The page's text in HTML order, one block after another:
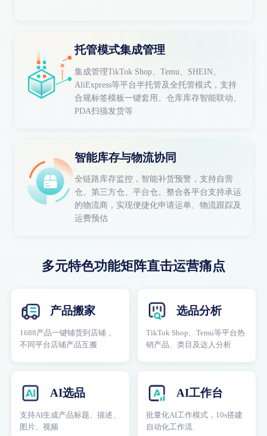
托管模式集成管理
集成管理TikTok Shop、Temu、SHEIN、
AliExpress等平台半托管及全托管模式，支持
合规标签模板一键套用、仓库库存智能联动、
PDA扫描发货等
智能库存与物流协同
全链路库存监控，智能补货预警，支持自营
仓、第三方仓、平台仓。整合各平台支持承运
的物流商，实现便捷化申请运单、物流跟踪及
运费预估
多元特色功能矩阵直击运营痛点
产品搬家
1688产品一键铺货到店铺，
不同平台店铺产品互搬
选品分析
TikTok Shop、Temu等平台热
销产品、类目及达人分析
AI选品
支持AI生成产品标题、描述、
图片、视频
AI工作台
批量化AI工作模式，10s搭建
自动化工作流